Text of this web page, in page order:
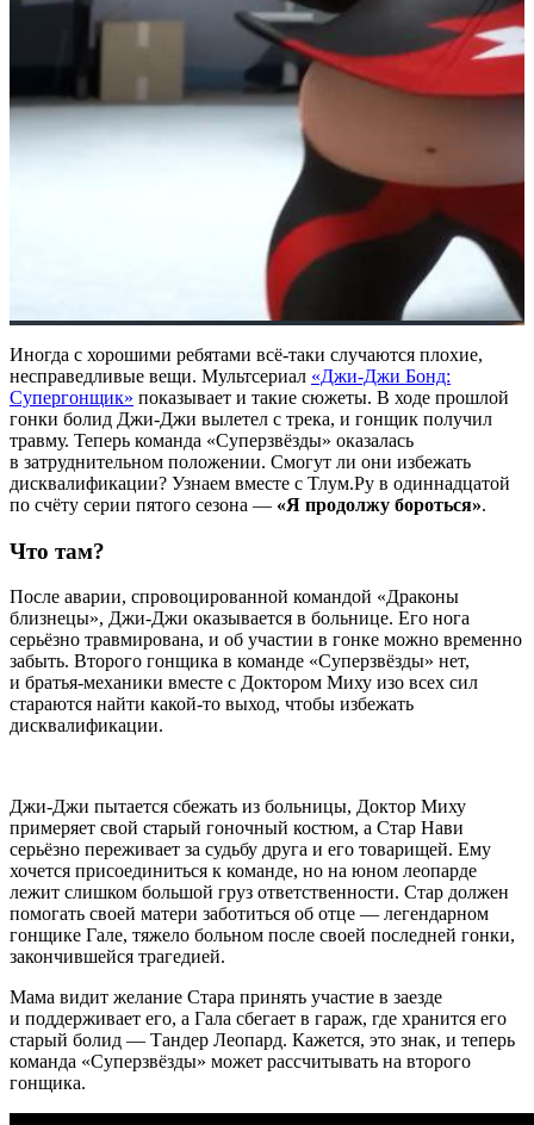
Иногда с хорошими ребятами всё-таки случаются плохие,
несправедливые вещи. Мультсериал «Джи-Джи Бонд:
Супергонщик» показывает и такие сюжеты. В ходе прошлой
гонки болид Джи-Джи вылетел с трека, и гонщик получил
травму. Теперь команда «Суперзвёзды» оказалась
в затруднительном положении. Смогут ли они избежать
дисквалификации? Узнаем вместе с Тлум.Ру в одиннадцатой
по счёту серии пятого сезона — «Я продолжу бороться».
Что там?
После аварии, спровоцированной командой «Драконы
близнецы», Джи-Джи оказывается в больнице. Его нога
серьёзно травмирована, и об участии в гонке можно временно
забыть. Второго гонщика в команде «Суперзвёзды» нет,
и братья-механики вместе с Доктором Миху изо всех сил
стараются найти какой-то выход, чтобы избежать
дисквалификации.
Джи-Джи пытается сбежать из больницы, Доктор Миху
примеряет свой старый гоночный костюм, а Стар Нави
серьёзно переживает за судьбу друга и его товарищей. Ему
хочется присоединиться к команде, но на юном леопарде
лежит слишком большой груз ответственности. Стар должен
помогать своей матери заботиться об отце — легендарном
гонщике Гале, тяжело больном после своей последней гонки,
закончившейся трагедией.
Мама видит желание Стара принять участие в заезде
и поддерживает его, а Гала сбегает в гараж, где хранится его
старый болид — Тандер Леопард. Кажется, это знак, и теперь
команда «Суперзвёзды» может рассчитывать на второго
гонщика.